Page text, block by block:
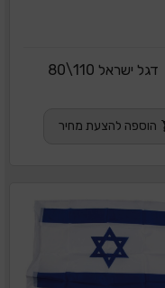
דגל ישראל 110\80
הוספה להצעת מחיר